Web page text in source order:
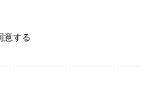
意する